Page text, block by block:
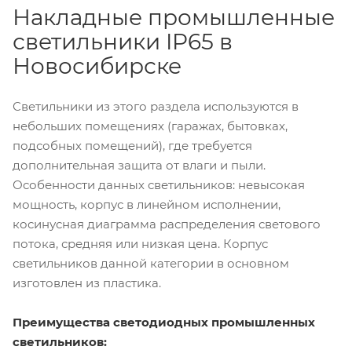
Накладные промышленные
светильники IP65 в
Новосибирске
Светильники из этого раздела используются в
небольших помещениях (гаражах, бытовках,
подсобных помещений), где требуется
дополнительная защита от влаги и пыли.
Особенности данных светильников: невысокая
мощность, корпус в линейном исполнении,
косинусная диаграмма распределения светового
потока, средняя или низкая цена. Корпус
светильников данной категории в основном
изготовлен из пластика.
Преимущества светодиодных промышленных
светильников: